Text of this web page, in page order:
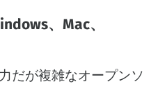
、Mac、
が複雑なオープンソ